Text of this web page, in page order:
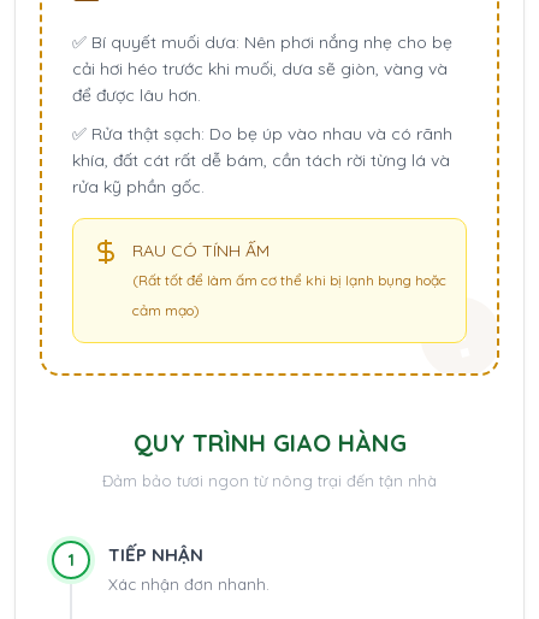
✅ Bí quyết muối dưa: Nên phơi nắng nhẹ cho bẹ
cải hơi héo trước khi muối, dưa sẽ giòn, vàng và
để được lâu hơn.
✅ Rửa thật sạch: Do bẹ úp vào nhau và có rãnh
khía, đất cát rất dễ bám, cần tách rời từng lá và
rửa kỹ phần gốc.
RAU CÓ TÍNH ẤM
(Rất tốt để làm ấm cơ thể khi bị lạnh bụng hoặc
cảm mạo)
QUY TRÌNH GIAO HÀNG
Đảm bảo tươi ngon từ nông trại đến tận nhà
1 TIẾP NHẬN
Xác nhận đơn nhanh.